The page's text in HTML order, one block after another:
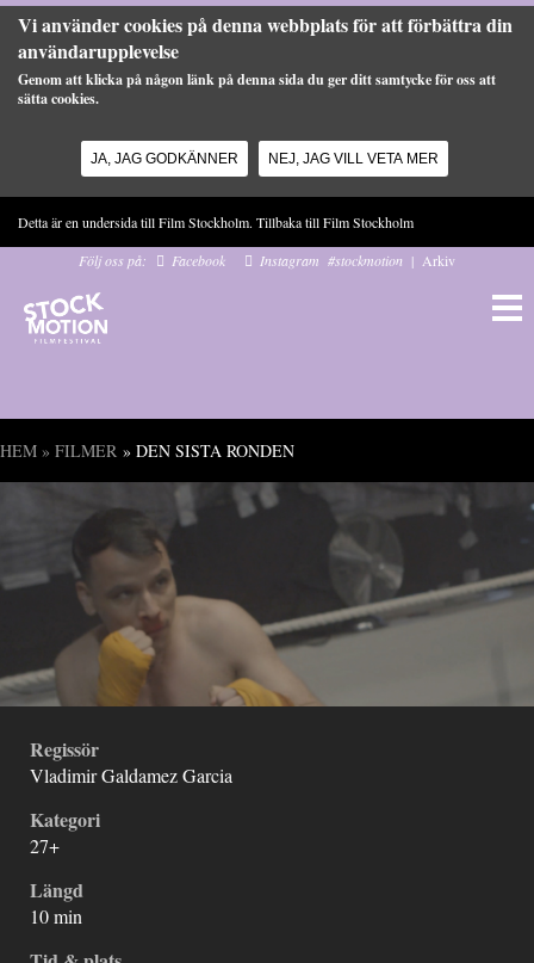
Vi använder cookies på denna webbplats för att förbättra din
användarupplevelse
Genom att klicka på någon länk på denna sida du ger ditt samtycke för oss att
sätta cookies.
JA, JAG GODKÄNNER NEJ, JAG VILL VETA MER
Detta är en undersida till Film Stockholm. Tillbaka tillFilm Stockholm
Följ oss på:
Facebook Instagram #stockmotion | Arkiv
Du är här
HEM » FILMER » DEN SISTA RONDEN
Regissör
Vladimir Galdamez Garcia
Kategori
27+
Längd
10 min